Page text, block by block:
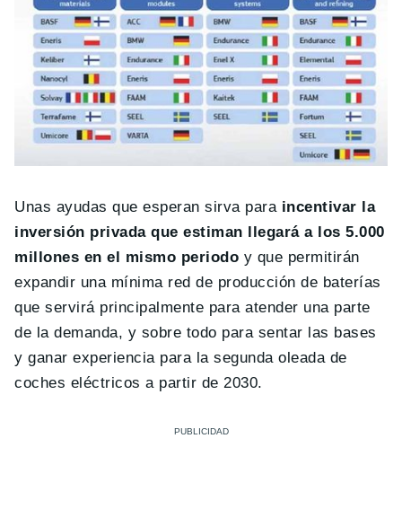
Unas ayudas que esperan sirva para incentivar la
inversión privada que estiman llegará a los 5.000
millones en el mismo periodo y que permitirán
expandir una mínima red de producción de baterías
que servirá principalmente para atender una parte
de la demanda, y sobre todo para sentar las bases
y ganar experiencia para la segunda oleada de
coches eléctricos a partir de 2030.